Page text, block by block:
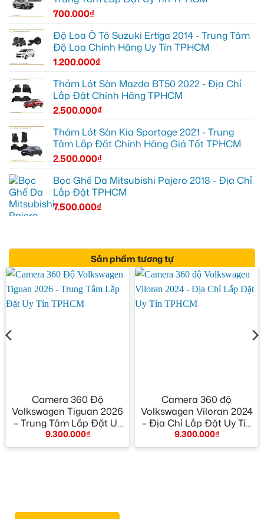
700.000₫
Độ Loa Ô Tô Suzuki Ertiga 2014 - Trung Tâm
Độ Loa Chính Hãng Uy Tín TPHCM
1.200.000₫
Thảm Lót Sàn Mazda BT50 2022 - Địa Chỉ
Lắp Đặt Chính Hãng TPHCM
2.500.000₫
Thảm Lót Sàn Kia Sportage 2021 - Trung
Tâm Lắp Đặt Chính Hãng Giá Tốt TPHCM
2.500.000₫
Bọc Ghế Da Mitsubishi Pajero 2018 - Địa Chỉ
Lắp Đặt TPHCM
7.500.000₫
Sản phẩm tương tự
Camera 360 Độ
Volkswagen Tiguan 2026
– Trung Tâm Lắp Đặt Uy
Tín TPHCM
9.300.000₫
Camera 360 độ
Volkswagen Viloran 2024
– Địa Chỉ Lắp Đặt Uy Tín
TPHCM
9.300.000₫